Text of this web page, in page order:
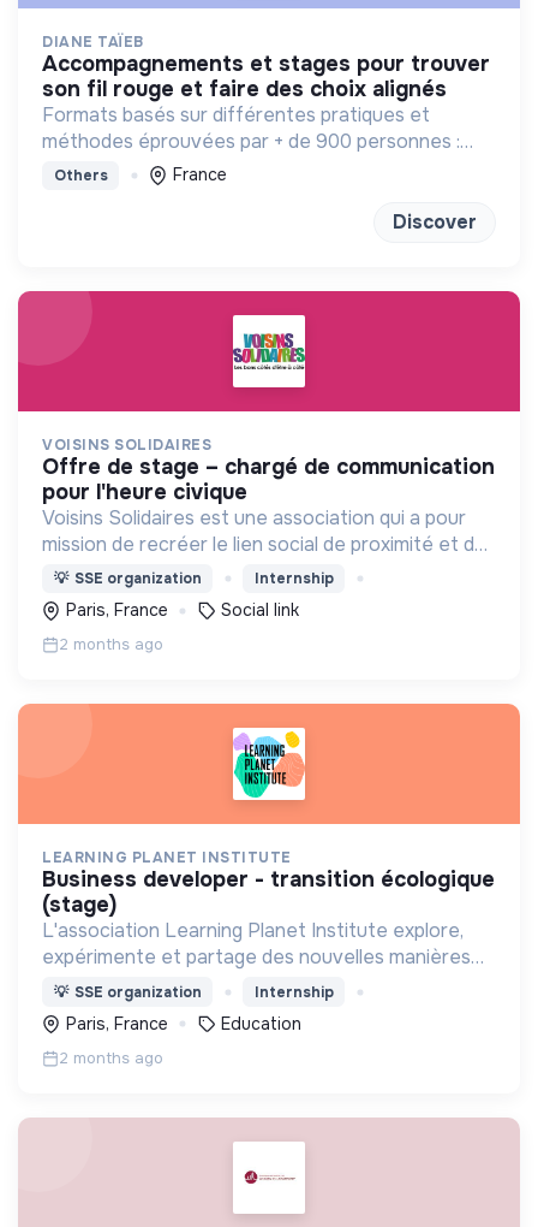
DIANE TAÏEB
accompagnements et stages pour trouver
son fil rouge et faire des choix alignés
Formats basés sur différentes pratiques et
méthodes éprouvées par + de 900 personnes :
bilan de competences, enneagramme et
Others France
Discover
VOISINS SOLIDAIRES
offre de stage – chargé de communication
pour l'heure civique
Voisins Solidaires est une association qui a pour
mission de recréer le lien social de proximité et de
stimuler la solidarité de voisinage.
💡 SSE organization Internship
Paris, France Social link
2 months ago
LEARNING PLANET INSTITUTE
business developer - transition écologique
(stage)
L'association Learning Planet Institute explore,
expérimente et partage des nouvelles manières
d’apprendre et de coopérer afin de répondre aux
besoins de la jeunesse et de la planète.
💡 SSE organization Internship
Paris, France Education
2 months ago